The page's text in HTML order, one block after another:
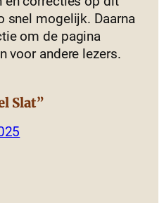
snel mogelijk. Daarna
om de pagina
voor andere lezers.
Slat”